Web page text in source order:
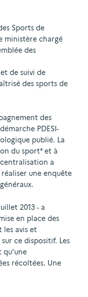
Sports de
ministère chargé
des
de suivi de
des sports de
des
PDESI-
publié. La
du sport* et à
a
réaliser une enquête
2013 - a
en place des
les avis et
ce dispositif. Les
qu’une
récoltées. Une